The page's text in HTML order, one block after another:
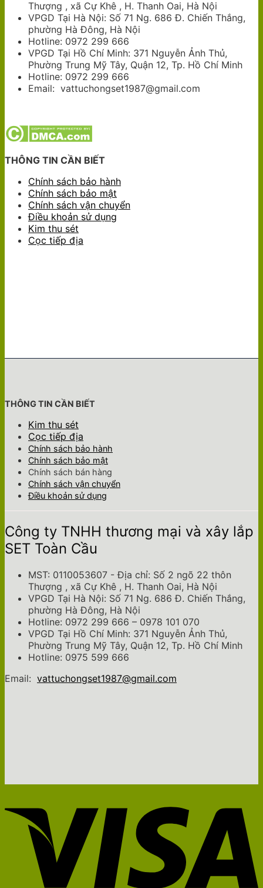
Thượng , xã Cự Khê , H. Thanh Oai, Hà Nội
VPGD Tại Hà Nội: Số 71 Ng. 686 Đ. Chiến Thắng,
phường Hà Đông, Hà Nội
Hotline: 0972 299 666
VPGD Tại Hồ Chí Minh: 371 Nguyễn Ảnh Thủ,
Phường Trung Mỹ Tây, Quận 12, Tp. Hồ Chí Minh
Hotline: 0972 299 666
Email: vattuchongset1987@gmail.com
THÔNG TIN CẦN BIẾT
Chính sách bảo hành
Chính sách bảo mật
Chính sách vận chuyển
Điều khoản sử dụng
Kim thu sét
Cọc tiếp địa
THÔNG TIN CẦN BIẾT
Kim thu sét
Cọc tiếp địa
Chính sách bảo hành
Chính sách bảo mật
Chính sách bán hàng
Chính sách vận chuyển
Điều khoản sử dụng
Công ty TNHH thương mại và xây lắp
SET Toàn Cầu
MST: 0110053607 - Địa chỉ: Số 2 ngõ 22 thôn
Thượng , xã Cự Khê , H. Thanh Oai, Hà Nội
VPGD Tại Hà Nội: Số 71 Ng. 686 Đ. Chiến Thắng,
phường Hà Đông, Hà Nội
Hotline: 0972 299 666 – 0978 101 070
VPGD Tại Hồ Chí Minh: 371 Nguyễn Ảnh Thủ,
Phường Trung Mỹ Tây, Quận 12, Tp. Hồ Chí Minh
Hotline: 0975 599 666
Email: vattuchongset1987@gmail.com